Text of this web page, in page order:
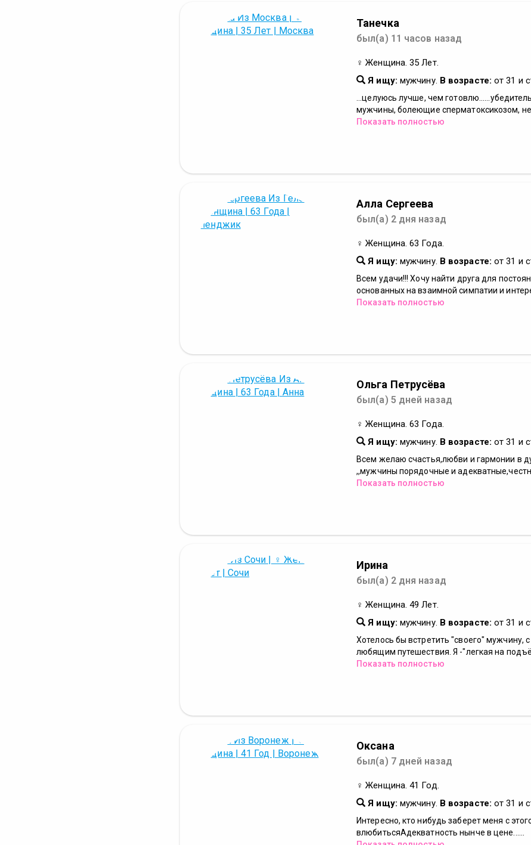
Танечка
был(а) 11 часов назад
♀ Женщина. 35 Лет.
Я ищу: мужчину. В возрасте: от 31 и
...целуюсь лучше, чем
мужчины, болеющие сперматоксикозом, не
Показать полностью
Алла Сергеева
был(а) 2 дня назад
♀ Женщина. 63 Года.
Я ищу: мужчину. В возрасте: от 31 и
Всем удачи!!! Хочу найти друга для
основанных на взаимной симпатии и
Показать полностью
Ольга Петрусёва
был(а) 5 дней назад
♀ Женщина. 63 Года.
Я ищу: мужчину. В возрасте: от 31 и
Всем желаю счастья,любви и гармонии в
,,мужчины порядочные и
Показать полностью
Ирина
был(а) 2 дня назад
♀ Женщина. 49 Лет.
Я ищу: мужчину. В возрасте: от 31 и
Хотелось бы встретить "своего" мужчину,
любящим путешествия. Я -"легкая на
Показать полностью
Оксана
был(а) 7 дней назад
♀ Женщина. 41 Год.
Я ищу: мужчину. В возрасте: от 31 и
Интересно, кто нибудь заберет меня с
влюбитьсяАдекватность нынче в цене......